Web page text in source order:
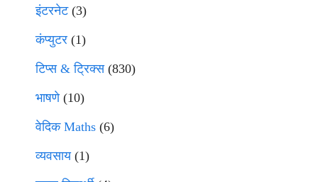
इंटरनेट(3)
कंप्युटर (1)
टिप्स & ट्रिक्स(830)
भाषणे(10)
वेदिक Maths (6)
व्यवसाय(1)